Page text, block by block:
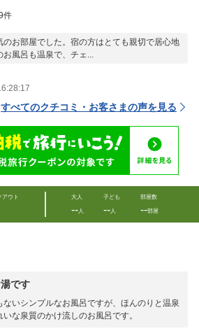
件
お部屋でした。宿の方はとても親切で居心地
風呂も温泉で、チェ...
すべてのクチコミ・お客さまの声を見る
アウト 大人
--人
子ども
--人
部屋数
--部屋
です
いシンプルなお風呂ですが、ほんのりと温泉
な泉質のかけ流しのお風呂です。